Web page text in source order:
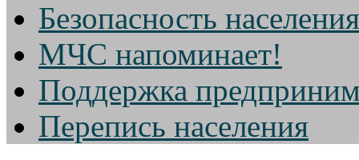
Безопасность населения
МЧС напоминает!
Поддержка
Перепись населения